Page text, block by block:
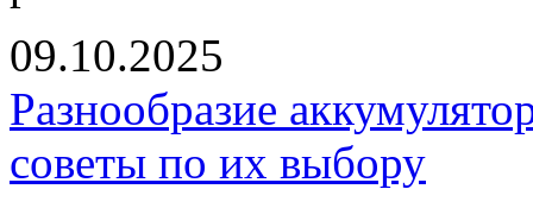
09.10.2025
Разнообразие
советы по их выбору